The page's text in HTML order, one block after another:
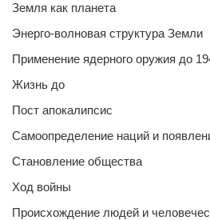
Земля как планета
Энерго-волновая структура Земли
Применение ядерного оружия до
Жизнь до
Пост апокалипсис
Самоопределение наций и
Становление общества
Ход войны
Происхождение людей и